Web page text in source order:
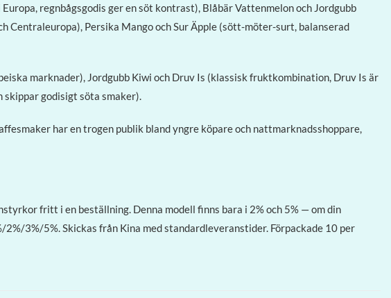
regnbågsgodis ger en söt kontrast), Blåbär Vattenmelon och Jordgubb
Persika Mango och Sur Äpple (sött-möter-surt, balanserad
marknader), Jordgubb Kiwi och Druv Is (klassisk fruktkombination, Druv Is är
godisigt söta smaker).
har en trogen publik bland yngre köpare och nattmarknadsshoppare,
fritt i en beställning. Denna modell finns bara i 2% och 5% — om din
2%/3%/5%. Skickas från Kina med standardleveranstider. Förpackade 10 per